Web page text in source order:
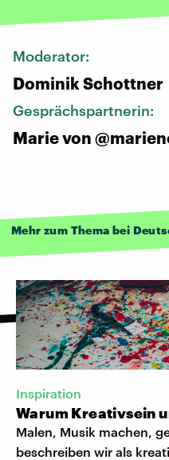
Moderator:
Dominik Schottner
Gesprächspartnerin:
Marie von
Mehr zum Thema bei
Inspiration
Warum Kreativsein
Malen, Musik machen,
beschreiben wir als